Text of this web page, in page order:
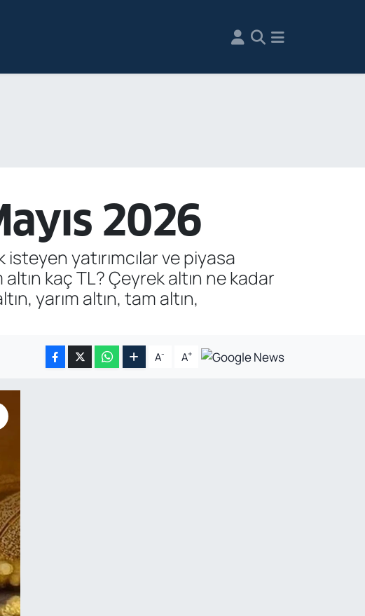
2026
yatırımcılar ve piyasa
kaç TL? Çeyrek altın ne kadar
yarım altın, tam altın,
A- A+